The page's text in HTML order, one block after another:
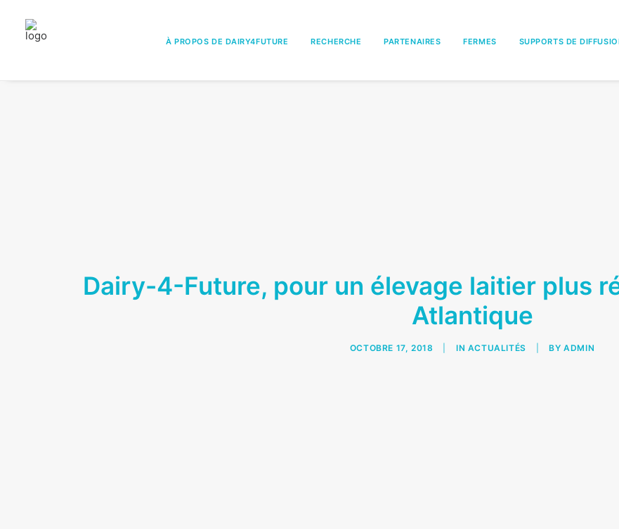
À PROPOS DE DAIRY4FUTURE RECHERCHE PARTENAIRES FERMES SUPPORTS DE
Dairy-4-Future, pour un élevage laitier plus
Atlantique
OCTOBRE 17, 2018 IN ACTUALITÉS BYADMIN